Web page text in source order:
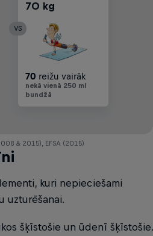
70 kg
70 reižu vairāk
nekā vienā 250 ml
bundžā
VS
& 2015), EFSA (2015)
kuri nepieciešami
uzturēšanai.
šķīstošie un ūdenī šķīstošie.